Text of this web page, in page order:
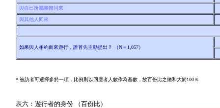
與自己所屬團體同來
與其他人同來
如果與人相約而來遊行，誰首先主動提出？ （N＝1,057）
* 被訪者可選擇多於一項，比例則以回應者人數作為基數，故百份比之總和大於100％
表六：遊行者的身份 （百份比）